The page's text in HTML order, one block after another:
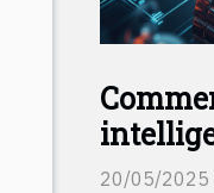
20/05/2025